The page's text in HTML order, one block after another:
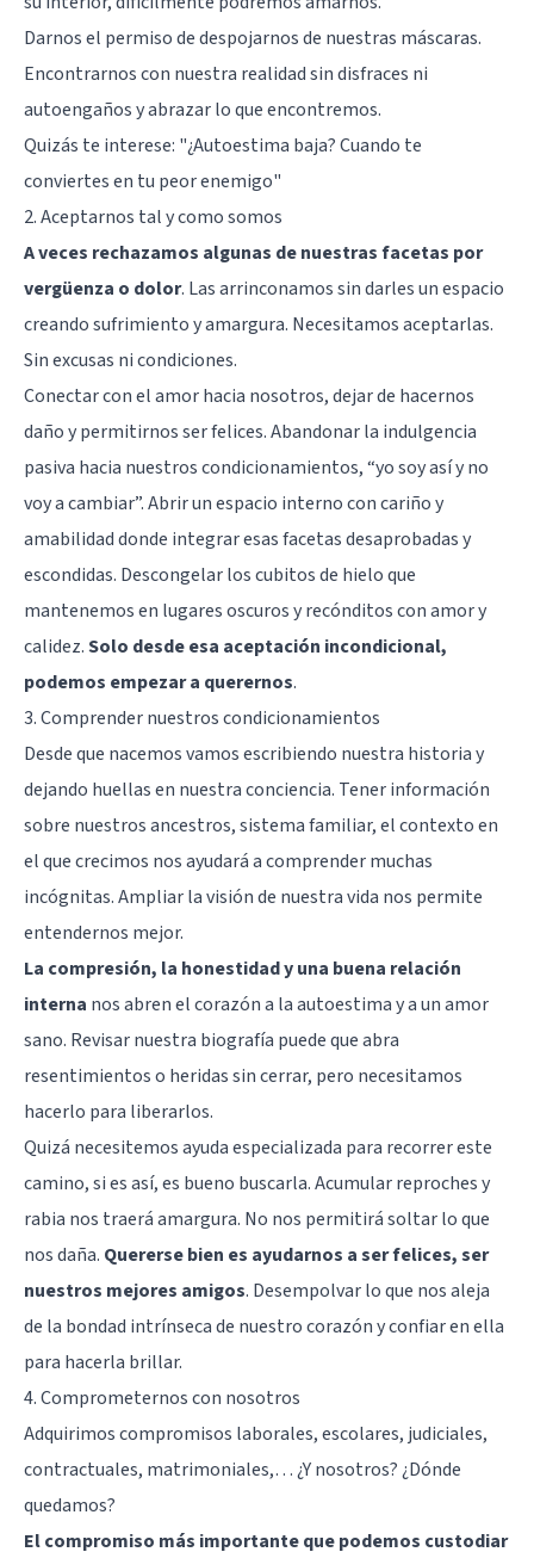
Darnos el permiso de despojarnos de nuestras máscaras.
Encontrarnos con nuestra realidad sin disfraces ni
autoengaños y abrazar lo que encontremos.
Quizás te interese: "¿Autoestima baja? Cuando te
conviertes en tu peor enemigo"
2. Aceptarnos tal y como somos
A veces rechazamos algunas de nuestras facetas por
vergüenza o dolor. Las arrinconamos sin darles un espacio
creando sufrimiento y amargura. Necesitamos aceptarlas.
Sin excusas ni condiciones.
Conectar con el amor hacia nosotros, dejar de hacernos
daño y permitirnos ser felices. Abandonar la indulgencia
pasiva hacia nuestros condicionamientos, “yo soy así y no
voy a cambiar”. Abrir un espacio interno con cariño y
amabilidad donde integrar esas facetas desaprobadas y
escondidas. Descongelar los cubitos de hielo que
mantenemos en lugares oscuros y recónditos con amor y
calidez.Solo desde esa aceptación incondicional,
podemos empezar a querernos.
3. Comprender nuestros condicionamientos
Desde que nacemos vamos escribiendo nuestra historia y
dejando huellas en nuestra conciencia. Tener información
sobre nuestros ancestros, sistema familiar, el contexto en
el que crecimos nos ayudará a comprender muchas
incógnitas. Ampliar la visión de nuestra vida nos permite
entendernos mejor.
La compresión, la honestidad y una buena relación
interna nos abren el corazón a la autoestima y a un amor
sano. Revisar nuestra biografía puede que abra
resentimientos o heridas sin cerrar, pero necesitamos
hacerlo para liberarlos.
Quizá necesitemos ayuda especializada para recorrer este
camino, si es así, es bueno buscarla. Acumular reproches y
rabia nos traerá amargura. No nos permitirá soltar lo que
nos daña. Quererse bien es ayudarnos a ser felices, ser
nuestros mejores amigos. Desempolvar lo que nos aleja
de la bondad intrínseca de nuestro corazón y confiar en ella
para hacerla brillar.
4. Comprometernos con nosotros
Adquirimos compromisos laborales, escolares, judiciales,
contractuales, matrimoniales,… ¿Y nosotros? ¿Dónde
quedamos?
El compromiso más importante que podemos custodiar